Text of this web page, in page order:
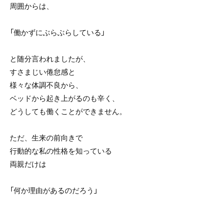
周囲からは、
「働かずにぶらぶらしている」
と随分言われましたが、
すさまじい倦怠感と
様々な体調不良から、
ベッドから起き上がるのも辛く、
どうしても働くことができません。
ただ、生来の前向きで
行動的な私の性格を知っている
両親だけは
「何か理由があるのだろう」